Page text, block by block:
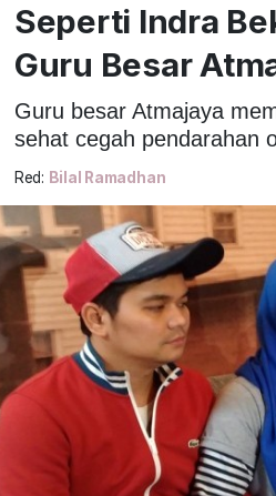
Seperti Indra
Guru Besar
Guru besar Atmajaya
sehat cegah pendarahan
Red: Bilal Ramadhan